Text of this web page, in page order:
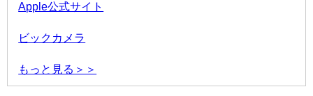
Apple公式サイト
ビックカメラ
もっと見る＞＞